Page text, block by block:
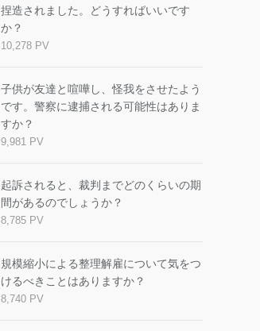
捏造されました。どうすればいいです
か？
10,278 PV
子供が友達と喧嘩し、怪我をさせたよう
です。警察に逮捕される可能性はありま
すか？
9,981 PV
起訴されると、裁判までどのくらいの期
間があるのでしょうか？
8,785 PV
規模縮小による整理解雇について気をつ
けるべきことはありますか？
8,740 PV